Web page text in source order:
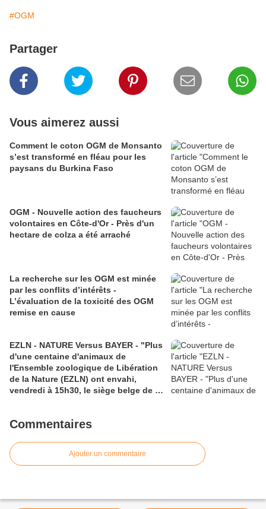
#OGM
Partager
Vous aimerez aussi
Comment le coton OGM de Monsanto
s’est transformé en fléau pour les
paysans du Burkina Faso
OGM - Nouvelle action des faucheurs
volontaires en Côte-d'Or - Près d'un
hectare de colza a été arraché
La recherche sur les OGM est minée
par les conflits d’intérêts -
L’évaluation de la toxicité des OGM
remise en cause
EZLN - NATURE Versus BAYER - "Plus
d'une centaine d'animaux de
l'Ensemble zoologique de Libération
de la Nature (EZLN) ont envahi,
vendredi à 15h30, le siège belge de la
Commentaires
Ajouter un commentaire